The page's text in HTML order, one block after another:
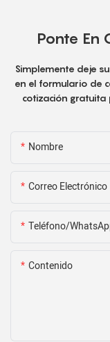
Ponte En
Simplemente deje
en el formulario de
cotización
Nombre
Correo Electrónico
Teléfono/
Contenido